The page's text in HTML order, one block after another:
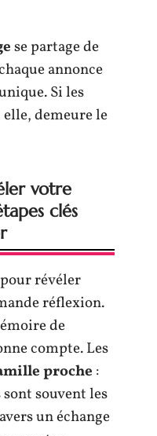
se partage de
annonce
Si les
demeure le
votre
clés
révéler
réflexion.
de
compte. Les
proche :
souvent les
un échange